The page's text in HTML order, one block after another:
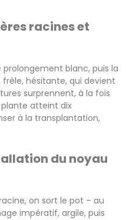
racines et
blanc, puis la
hésitante, qui devient
surprennent, à la fois
atteint dix
à la transplantation,
du noyau
on sort le pot – au
impératif, argile, puis